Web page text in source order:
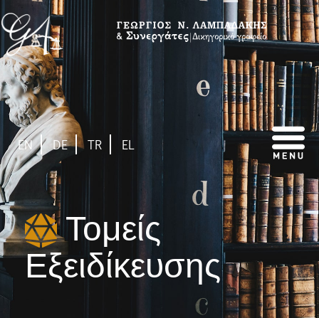
EN DE TR EL
Τομείς
Εξειδίκευσης